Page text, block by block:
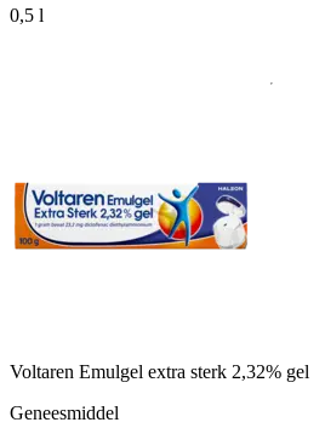
0,5 l
Voltaren Emulgel extra sterk 2,32% gel
Geneesmiddel